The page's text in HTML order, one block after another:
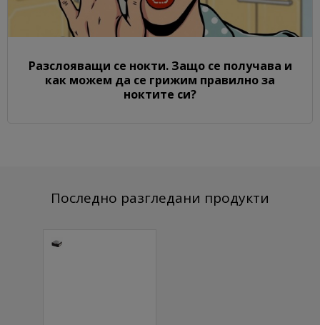
Разслояващи се нокти. Защо се получава и
как можем да се грижим правилно за
ноктите си?
Последно разгледани продукти